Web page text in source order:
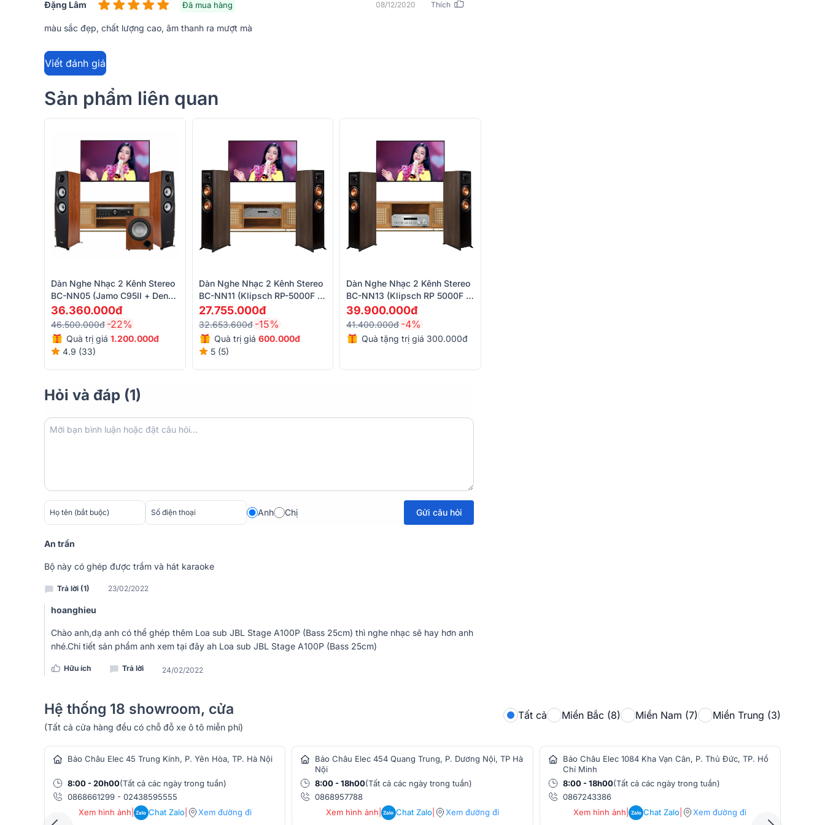
Hoạt động trong dải tần khá rộng 40Hz - 40kHz nên JBL STAGE A180 có khả năng thể hiện tốt
nhiều dòng nhạc khác nhau từ trữ tình, bolero cho đến nhạc dance, remix,…
Cặp loa nghe nhạc
này còn được trang bị công nghệ kèn HDI giúp tái tạo âm thanh cân bằng
một cách tự nhiên nhất đến với người dùng, bất kể họ đang ngồi ở vị trí nào trong phòng.
=> Xem thêm chi tiết: Loa JBL STAGE A180
Amply Yamaha R N803
Nhắc đếnamply nghe nhạc
, xem phim chất lượng cao, giá tốt thì không thể bỏ qua thương hiệu
Yamaha với những mẫu sản phẩm sở hữu phong cách thiết kế sang trọng, bắt mắt, đi kèm nhiều
công nghệ hiện đại. Và nổi bật trong số đó chính là
Thiết kế gồm 2 kênh, sử dụng mạch khuếch đạiClass ABcho công suất 160W/ CH ở chế độ
4ohms và 145W/ CH ở chế độ 8ohms, đủ để kéo được các cặp loa hifi phổ thông trên thị trường
như JBL STAGE A180.
Amply YamahaR N803 tương thích với các nguồn âm thanh có độ phân giải cao như DSD 5.6
MHz và AIFF, WAV, FLAC 192kHz/ 24bit, cũng như các tệp Apple Lossless 96kHz/ 24bit,…
=> Xem thêm chi tiết:
Amply Yamaha R N803, Có Bluetooth, Wifi
Loa Sub Điện Yamaha NS-SW300
Loa sub Yamaha NS-SW300 (màu Đen) được trang bị một củ bass 25cm, sử dụng màng loa chất
lượng cao với độ bền tốt, giúp tái tạo âm trầm chính xác và sống động. Bộ khuếch đại PWM hiệu
suất cao cung cấp công suất đầu ra lên đến 250W cho loa sub Yamaha NS-SW300.
Đặng Lâm Đã mua hàng 08/12/2020 Thích
màu sắc đẹp, chất lượng cao, âm thanh ra mượt mà
Viết đánh giá
Sản phẩm liên quan
Dàn Nghe Nhạc 2 Kênh Stereo
BC-NN05 (Jamo C95II + Denon
PMA-900HNE + Jamo C910)
36.360.000đ
46.500.000đ -22%
Quà trị giá 1.200.000đ
4.9 (33)
Dàn Nghe Nhạc 2 Kênh Stereo
BC-NN11 (Klipsch RP-5000F +
Cambridge Audio AXR85)
27.755.000đ
32.653.600đ -15%
Quà trị giá 600.000đ
5 (5)
Dàn Nghe Nhạc 2 Kênh Stereo
BC-NN13 (Klipsch RP 5000F II
+Yamaha R-N600A)
39.900.000đ
41.400.000đ -4%
Quà tặng trị giá 300.000đ
Hỏi và đáp (1)
Anh Chị Gửi câu hỏi
An trần
Bộ này có ghép được trầm và hát karaoke
Trả lời (1) 23/02/2022
hoanghieu
Chào anh,dạ anh có thể ghép thêm Loa sub JBL Stage A100P (Bass 25cm) thì nghe nhạc sẽ hay hơn anh
nhé.Chi tiết sản phẩm anh xem tại đây ah Loa sub JBL Stage A100P (Bass 25cm)
Hữu ích Trả lời 24/02/2022
Hệ thống 18 showroom, cửa
hàng âm thanh
(Tất cả cửa hàng đều có chỗ đỗ xe ô tô miễn phí)
Tất cả Miền Bắc (8) Miền Nam (7) Miền Trung (3)
Bảo Châu Elec 45 Trung Kính, P. Yên Hòa, TP. Hà Nội
8:00 - 20h00(Tất cả các ngày trong tuần)
0868661299 - 02438595555
Xem hình ảnh
Zalo Chat Zalo| Xem đường đi
Bảo Châu Elec 454 Quang Trung, P. Dương Nội, TP Hà
Nội
8:00 - 18h00(Tất cả các ngày trong tuần)
0868957788
Xem hình ảnh
Zalo Chat Zalo| Xem đường đi
Bảo Châu Elec 1084 Kha Vạn Cân, P. Thủ Đức, TP. Hồ
Chí Minh
8:00 - 18h00(Tất cả các ngày trong tuần)
0867243386
Xem hình ảnh | Zalo Chat Zalo Xem đường đi